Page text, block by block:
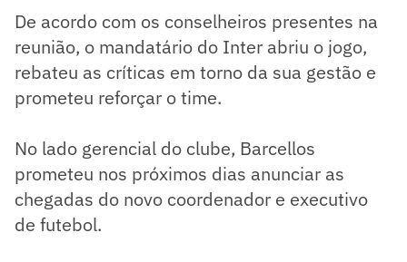
De acordo com os conselheiros presentes na
reunião, o mandatário do Inter abriu o jogo,
rebateu as críticas em torno da sua gestão e
prometeu reforçar o time.
No lado gerencial do clube, Barcellos
prometeu nos próximos dias anunciar as
chegadas do novo coordenador e executivo
de futebol.